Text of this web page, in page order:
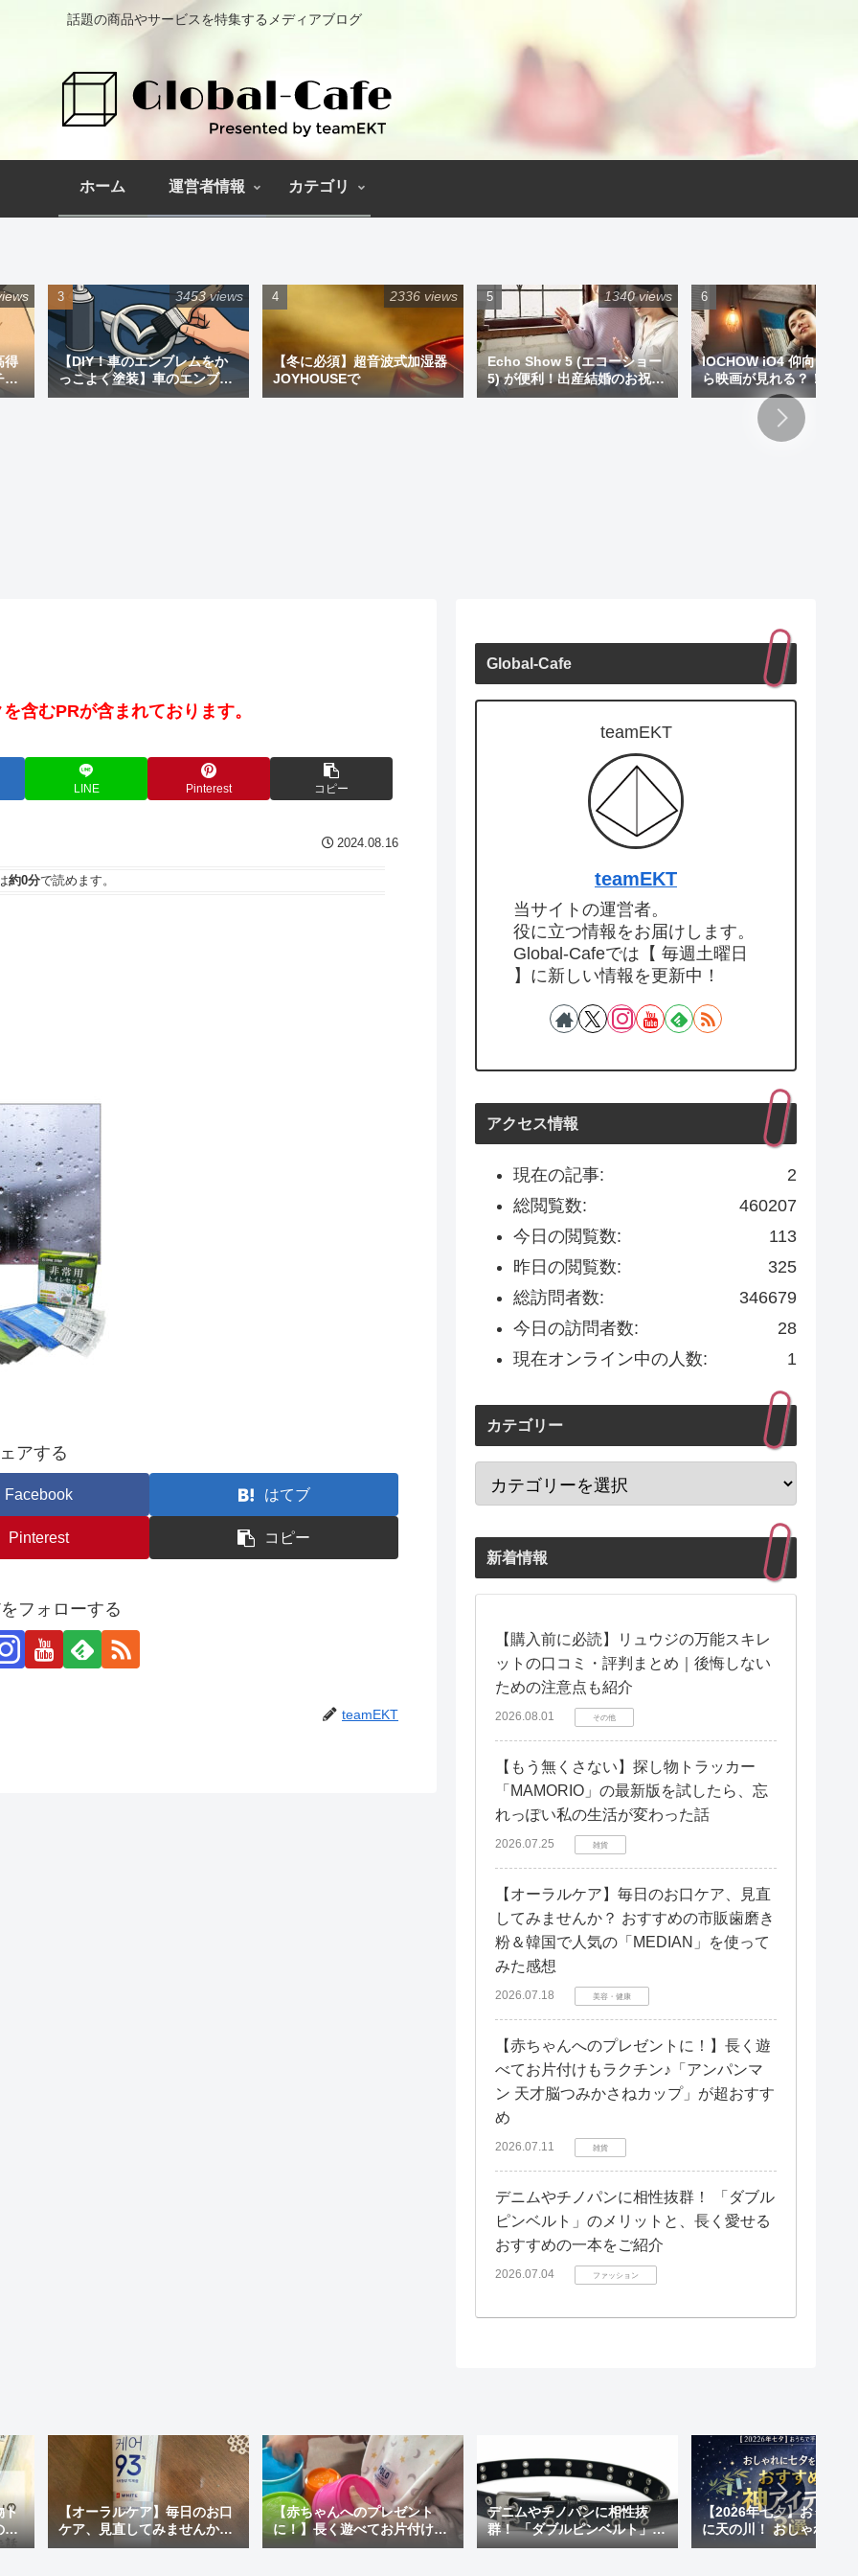
話題の商品やサービスを特集するメディアブログ
ホーム 運営者情報 カテゴリ
得
ペ
【DIY！車のエンブレムをか
っこよく塗装】車のエンブレ
ム塗装｜道具と失敗しない手
3453 views
【冬に必須】超音波式加湿器
JOYHOUSEで
2336 views
Echo Show 5 (エコーショー
5) が便利！出産結婚のお祝い
にプレゼントもアリです！
1340 views
IOCHOW iO4 仰向けで寝
ら映画が見れる？！ミニ
ジェクター
含むPRが含まれております。
LINE Pinterest コピー
2024.08.16
約0分で読めます。
アする
Facebook はてブ
Pinterest コピー
フォローする
teamEKT
Global-Cafe
teamEKT
teamEKT
当サイトの運営者。
役に立つ情報をお届けします。
Global-Cafeでは【 毎週土曜日
】に新しい情報を更新中！
アクセス情報
2
現在の記事:
460207
総閲覧数:
113
今日の閲覧数:
325
昨日の閲覧数:
346679
総訪問者数:
28
今日の訪問者数:
1
現在オンライン中の人数:
カテゴリー
新着情報
【購入前に必読】リュウジの万能スキレ
ットの口コミ・評判まとめ｜後悔しない
ための注意点も紹介
2026.08.01 その他
【もう無くさない】探し物トラッカー
「MAMORIO」の最新版を試したら、忘
れっぽい私の生活が変わった話
2026.07.25 雑貨
【オーラルケア】毎日のお口ケア、見直
してみませんか？ おすすめの市販歯磨き
粉＆韓国で人気の「MEDIAN」を使って
みた感想
2026.07.18 美容・健康
【赤ちゃんへのプレゼントに！】長く遊
べてお片付けもラクチン♪「アンパンマ
ン 天才脳つみかさねカップ」が超おすす
め
2026.07.11 雑貨
デニムやチノパンに相性抜群！ 「ダブル
ピンベルト」のメリットと、長く愛せる
おすすめの一本をご紹介
2026.07.04 ファッション
ト
最
い
【オーラルケア】毎日のお口
ケア、見直してみませんか？
おすすめの市販歯磨き粉＆韓
【赤ちゃんへのプレゼント
に！】長く遊べてお片付けも
ラクチン♪「アンパンマン 天
デニムやチノパンに相性抜
群！ 「ダブルピンベルト」の
メリットと、長く愛せるおす
【2026年七夕】おうちで
に天の川！ おしゃれに七
楽しむ「おすすめ神アイ